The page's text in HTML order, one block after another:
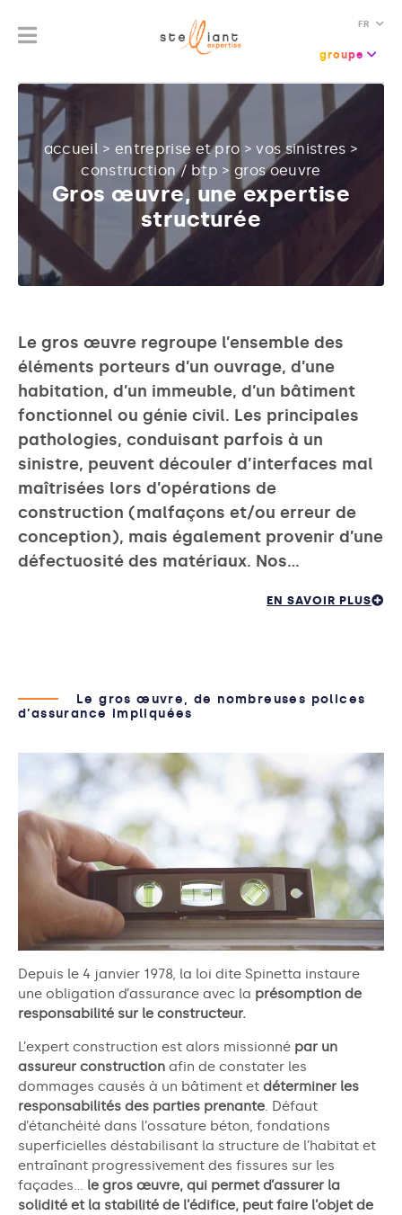
FR
groupe
accueil > entreprise et pro >vos sinistres >
construction / btp >gros oeuvre
Gros œuvre, une expertise
structurée
Le gros œuvre regroupe l’ensemble des
éléments porteurs d’un ouvrage, d’une
habitation, d’un immeuble, d’un bâtiment
fonctionnel ou génie civil. Les principales
pathologies, conduisant parfois à un
sinistre, peuvent découler d’interfaces mal
maîtrisées lors d’opérations de
construction (malfaçons et/ou erreur de
conception), mais également provenir d’une
défectuosité des matériaux. Nos…
EN SAVOIR PLUS
Le gros œuvre, de nombreuses polices
d’assurance impliquées
Depuis le 4 janvier 1978, la loi dite Spinetta instaure
une obligation d’assurance avec la présomption de
responsabilité sur le constructeur.
L’expert construction est alors missionné par un
assureur construction afin de constater les
dommages causés à un bâtiment et déterminer les
responsabilités des parties prenante. Défaut
d’étanchéité dans l’ossature béton, fondations
superficielles déstabilisant la structure de l’habitat et
entraînant progressivement des fissures sur les
façades… le gros œuvre, qui permet d’assurer la
solidité et la stabilité de l’édifice, peut faire l’objet de